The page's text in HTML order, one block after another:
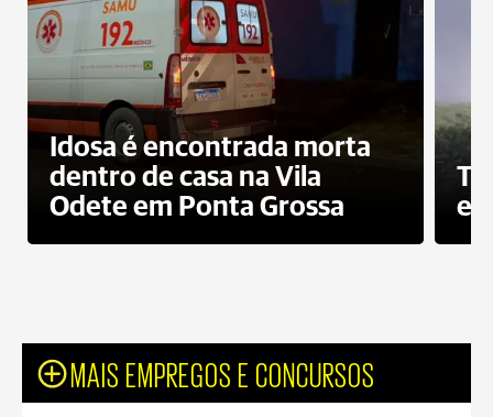
Idosa é encontrada morta
dentro de casa na Vila
Odete em Ponta Grossa
e
MAIS EMPREGOS E CONCURSOS